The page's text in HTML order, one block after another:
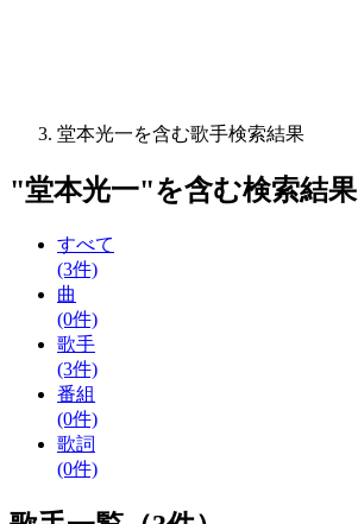
堂本光一を含む歌手検索結果
"堂本光一"を含む検索結果
すべて
(3件)
曲
(0件)
歌手
(3件)
番組
(0件)
歌詞
(0件)